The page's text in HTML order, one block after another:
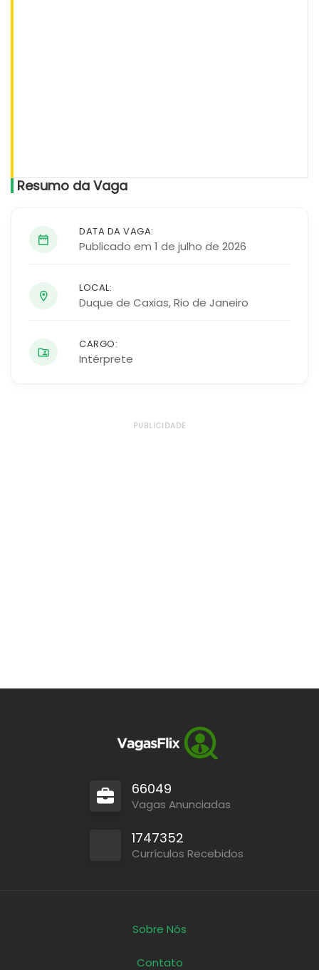
Resumo da Vaga
DATA DA VAGA:
Publicado em 1 de julho de 2026
LOCAL:
Duque de Caxias,Rio de Janeiro
CARGO:
Intérprete
PUBLICIDADE
66049
Vagas Anunciadas
1747352
Currículos Recebidos
Sobre Nós
Contato